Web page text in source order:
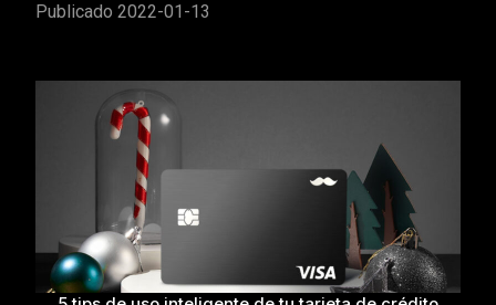
Publicado 2022-01-13